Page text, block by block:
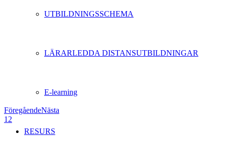
UTBILDNINGSSCHEMA
LÄRARLEDDA DISTANSUTBILDNINGAR
E-learning
RESURS
FöregåendeNästa
1 2